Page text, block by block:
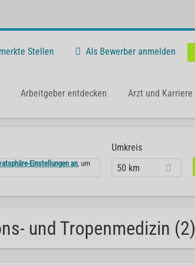
Stellen Als Bewerber anmelden
Arbeitgeber entdecken Arzt und Karriere
Einstellungen an, um
Umkreis
50 km
und Tropenmedizin (2)